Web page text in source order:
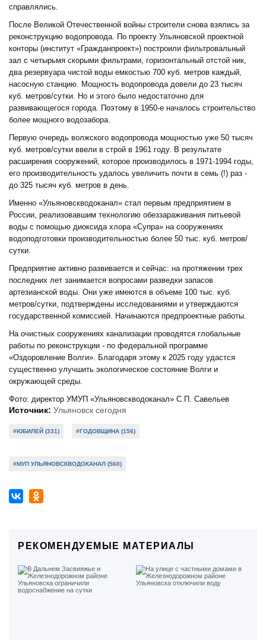
справлялись.
После Великой Отечественной войны строители снова взялись за
реконструкцию водопровода. По проекту Ульяновской проектной
конторы (институт «Гражданпроект») построили фильтровальный
зал с четырьмя скорыми фильтрами, горизонтальный отстой ник,
два резервуара чистой воды емкостью 700 куб. метров каждый,
насосную станцию. Мощность водопровода довели до 23 тысяч
куб. метров/сутки. Но и этого было недостаточно для
развивающегося города. Поэтому в 1950-е началось строительство
более мощного водозабора.
Первую очередь волжского водопровода мощностью уже 50 тысяч
куб. метров/сутки ввели в строй в 1961 году. В результате
расширения сооружений, которое производилось в 1971-1994 годы,
его производительность удалось увеличить почти в семь (!) раз -
до 325 тысяч куб. метров в день.
Именно «Ульяновскводоканал» стал первым предприятием в
России, реализовавшим технологию обеззараживания питьевой
воды с помощью диоксида хлора «Супра» на сооружениях
водоподготовки производительностью более 50 тыс. куб. метров/
сутки.
Предприятие активно развивается и сейчас: на протяжении трех
последних лет занимается вопросами разведки запасов
артезианской воды. Они уже имеются в объеме 100 тыс. куб.
метров/сутки, подтверждены исследованиями и утверждаются
государственной комиссией. Начинаются предпроектные работы.
На очистных сооружениях канализации проводятся глобальные
работы по реконструкции - по федеральной программе
«Оздоровление Волги». Благодаря этому к 2025 году удастся
существенно улучшить экологическое состояние Волги и
окружающей среды.
Фото: директор УМУП «Ульяновскводоканал» С.П. Савельев
Источник: Ульяновск сегодня
#ЮБИЛЕЙ (331) #ГОДОВЩИНА (156)
#МУП УЛЬЯНОВСКВОДОКАНАЛ (560)
РЕКОМЕНДУЕМЫЕ МАТЕРИАЛЫ